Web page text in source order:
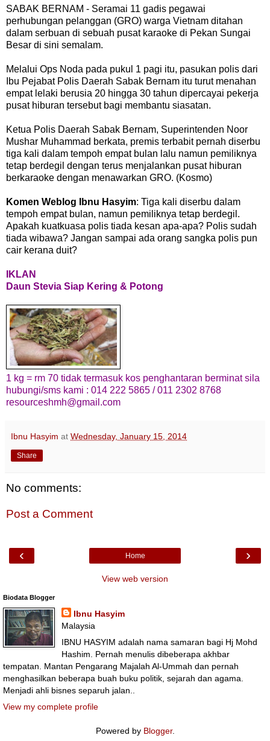
SABAK BERNAM - Seramai 11 gadis pegawai
perhubungan pelanggan (GRO) warga Vietnam ditahan
dalam serbuan di sebuah pusat karaoke di Pekan Sungai
Besar di sini semalam.
Melalui Ops Noda pada pukul 1 pagi itu, pasukan polis dari
Ibu Pejabat Polis Daerah Sabak Bernam itu turut menahan
empat lelaki berusia 20 hingga 30 tahun dipercayai pekerja
pusat hiburan tersebut bagi membantu siasatan.
Ketua Polis Daerah Sabak Bernam, Superintenden Noor
Mushar Muhammad berkata, premis terbabit pernah diserbu
tiga kali dalam tempoh empat bulan lalu namun pemiliknya
tetap berdegil dengan terus menjalankan pusat hiburan
berkaraoke dengan menawarkan GRO. (Kosmo)
Komen Weblog Ibnu Hasyim: Tiga kali diserbu dalam
tempoh empat bulan, namun pemiliknya tetap berdegil.
Apakah kuatkuasa polis tiada kesan apa-apa? Polis sudah
tiada wibawa? Jangan sampai ada orang sangka polis pun
cair kerana duit?
IKLAN
Daun Stevia Siap Kering & Potong
1 kg = rm 70 tidak termasuk kos penghantaran berminat sila
hubungi/sms kami : 014 222 5865 / 011 2302 8768
resourceshmh@gmail.com
Ibnu Hasyim at Wednesday, January 15, 2014
Share
No comments:
Post a Comment
‹ ›
Home
View web version
Biodata Blogger
Ibnu Hasyim
Malaysia
IBNU HASYIM adalah nama samaran bagi Hj Mohd
Hashim. Pernah menulis dibeberapa akhbar
tempatan. Mantan Pengarang Majalah Al-Ummah dan pernah
menghasilkan beberapa buah buku politik, sejarah dan agama.
Menjadi ahli bisnes separuh jalan..
View my complete profile
Powered by Blogger.